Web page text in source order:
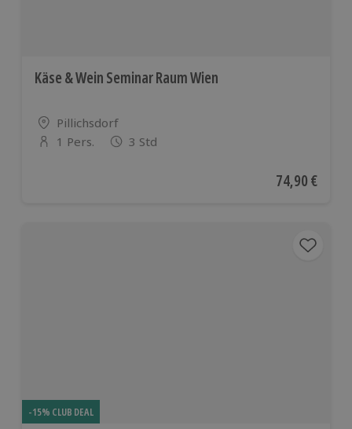
Käse & Wein Seminar Raum Wien
Standort
Pillichsdorf
Anzahl der Teilnehmer
1 Pers. 3 Std
Aktueller
74,90 €
-15% CLUB DEAL